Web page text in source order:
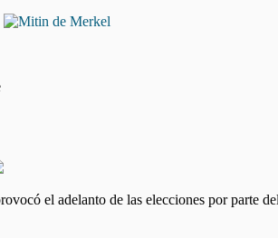
el adelanto de las elecciones por parte